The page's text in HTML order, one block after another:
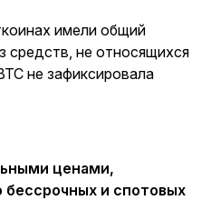
имели общий
средств, не относящихся
не зафиксировала
ценами,
и спотовых